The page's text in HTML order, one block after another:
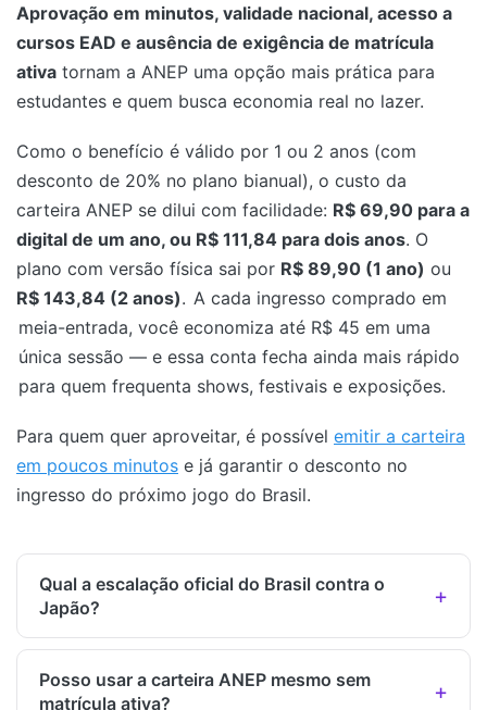
Aprovação em minutos, validade nacional, acesso a
cursos EAD e ausência de exigência de matrícula
ativa tornam a ANEP uma opção mais prática para
estudantes e quem busca economia real no lazer.
Como o benefício é válido por 1 ou 2 anos (com
desconto de 20% no plano bianual), o custo da
carteira ANEP se dilui com facilidade: R$ 69,90 para a
digital de um ano, ou R$ 111,84 para dois anos. O
plano com versão física sai por R$ 89,90 (1 ano) ou
R$ 143,84 (2 anos). A cada ingresso comprado em
meia-entrada, você economiza até R$ 45 em uma
única sessão — e essa conta fecha ainda mais rápido
para quem frequenta shows, festivais e exposições.
Para quem quer aproveitar, é possível emitir a carteira
em poucos minutos e já garantir o desconto no
ingresso do próximo jogo do Brasil.
Qual a escalação oficial do Brasil contra o
Japão?
Posso usar a carteira ANEP mesmo sem
matrícula ativa?